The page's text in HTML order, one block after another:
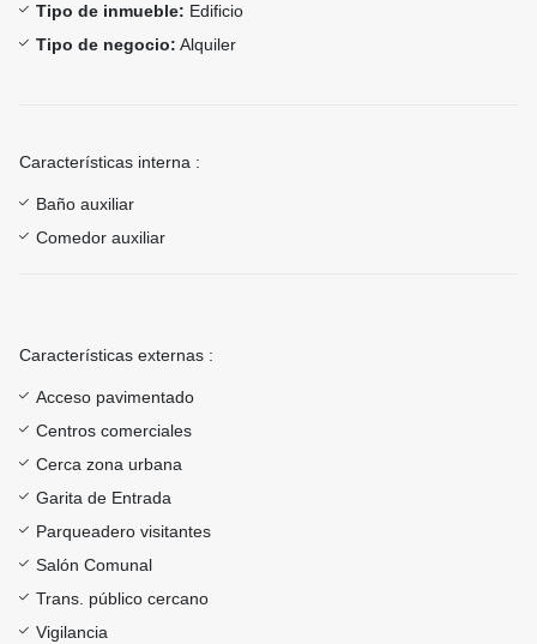
Tipo de inmueble: Edificio
Tipo de negocio: Alquiler
Características interna :
Baño auxiliar
Comedor auxiliar
Características externas :
Acceso pavimentado
Centros comerciales
Cerca zona urbana
Garita de Entrada
Parqueadero visitantes
Salón Comunal
Trans. público cercano
Vigilancia